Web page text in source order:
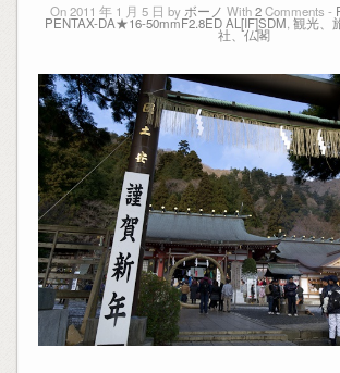
On 2011 年 1 月 5 日 by ボーノ With2Comments -
PENTAX-DA★16-50mmF2.8ED AL[IF]SDM,観光、
社、仏閣